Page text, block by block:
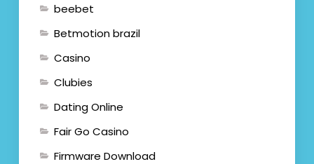
beebet
Betmotion brazil
Casino
Clubies
Dating Online
Fair Go Casino
Firmware Download